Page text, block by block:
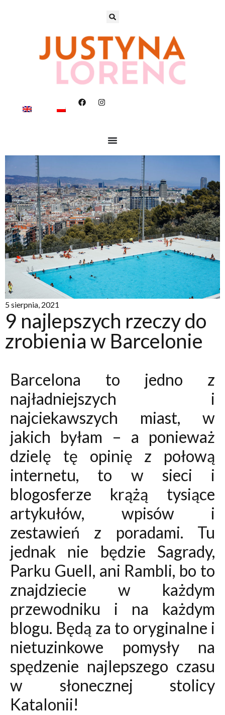
5 sierpnia, 2021
9 najlepszych rzeczy do
zrobienia w Barcelonie
Barcelona to jedno z
najładniejszych i
najciekawszych miast, w
jakich byłam – a ponieważ
dzielę tę opinię z połową
internetu, to w sieci i
blogosferze krążą tysiące
artykułów, wpisów i
zestawień z poradami. Tu
jednak nie będzie Sagrady,
Parku Guell, ani Rambli, bo to
znajdziecie w każdym
przewodniku i na każdym
blogu. Będą za to oryginalne i
nietuzinkowe pomysły na
spędzenie najlepszego czasu
w słonecznej stolicy
Katalonii!